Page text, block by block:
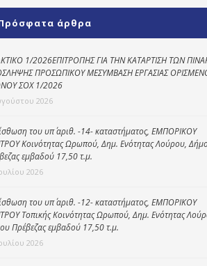
Κοινωνικό
παντοπωλείο
Kοινωνικό
φαρμακείο
Πρόγραμμα
Κέντρο Ημερήσιας
Φροντίδας
Ηλικιωμένων
(Κ.Η.Φ.Η.) Πρέβεζας
άρθρα
1/2026ΕΠΙΤΡΟΠΗΣ ΓΙΑ ΤΗΝ ΚΑΤΑΡΤΙΣΗ ΤΩΝ
ΠΡΟΣΩΠΙΚΟΥ ΜΕΣΥΜΒΑΣΗ ΕΡΓΑΣΙΑΣ
ΣΟΧ 1/2026
2026
του υπ΄ αριθ. -14- καταστήματος, ΕΜΠΟΡΙΚΟΥ
Κοινότητας Ωρωπού, Δημ. Ενότητας Λούρου,
εμβαδού 17,50 τ.μ.
2026
του υπ΄ αριθ. -12- καταστήματος, ΕΜΠΟΡΙΚΟΥ
Τοπικής Κοινότητας Ωρωπού, Δημ. Ενότητας
Πρέβεζας εμβαδού 17,50 τ.μ.
2026